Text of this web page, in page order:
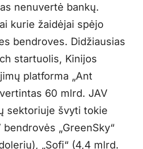
nenuvertė bankų.
kurie žaidėjai spėjo
bendroves. Didžiausias
startuolis, Kinijos
platforma „Ant
60 mlrd. JAV
sektoriuje švyti tokie
„GreenSky“
„Sofi“ (4,4 mlrd.